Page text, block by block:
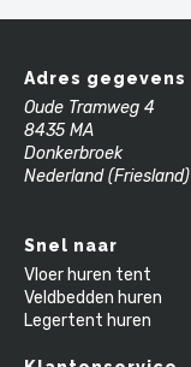
Adres gegevens
Oude Tramweg 4
8435 MA
Donkerbroek
Nederland (Friesland)
Snel naar
Vloer huren tent
Veldbedden huren
Legertent huren